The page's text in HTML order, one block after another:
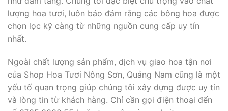
lượng hoa tươi, luôn bảo đảm rằng các bông hoa được
chọn lọc kỹ càng từ những nguồn cung cấp uy tín
nhất.
Ngoài chất lượng sản phẩm, dịch vụ giao hoa tận nơi
của Shop Hoa Tươi Nông Sơn, Quảng Nam cũng là một
yếu tố quan trọng giúp chúng tôi xây dựng được uy tín
và lòng tin từ khách hàng. Chỉ cần gọi điện thoại đến